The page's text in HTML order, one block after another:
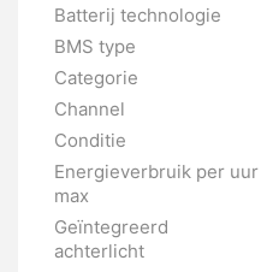
Batterij technologie
BMS type
Categorie
Channel
Conditie
Energieverbruik per uur
max
Geïntegreerd
achterlicht